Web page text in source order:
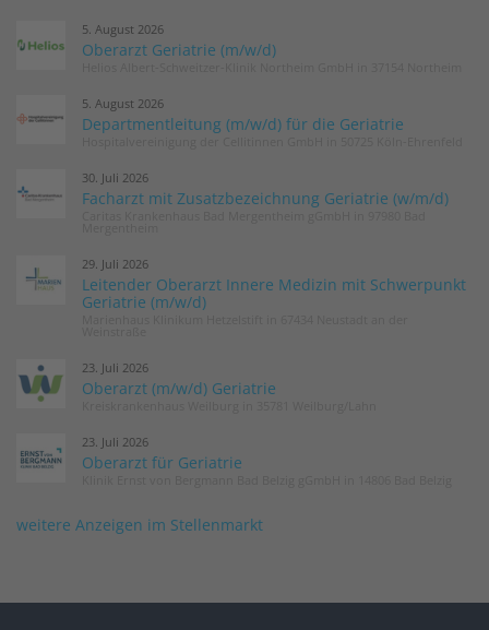
5. August 2026
Oberarzt Geriatrie (m/w/d)
5. August 2026
Departmentleitung (m/w/d) für die Geriatrie
30. Juli 2026
Facharzt mit Zusatzbezeichnung Geriatrie (w/m/d)
29. Juli 2026
Leitender Oberarzt Innere Medizin mit Schwerpunkt
Geriatrie (m/w/d)
23. Juli 2026
Oberarzt (m/w/d) Geriatrie
23. Juli 2026
Oberarzt für Geriatrie
weitere Anzeigen im Stellenmarkt